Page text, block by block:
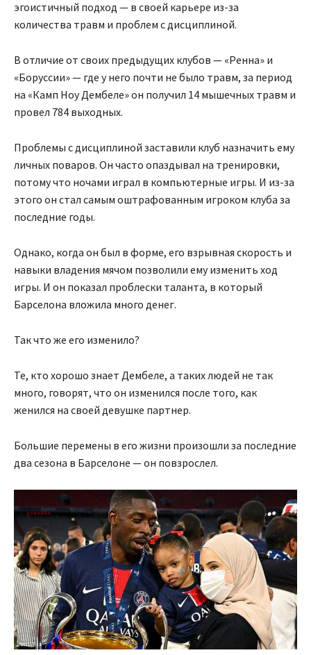
эгоистичный подход — в своей карьере из-за
количества травм и проблем с дисциплиной.
В отличие от своих предыдущих клубов — «Ренна» и
«Боруссии» — где у него почти не было травм, за период
на «Камп Ноу Дембеле» он получил 14 мышечных травм и
провел 784 выходных.
Проблемы с дисциплиной заставили клуб назначить ему
личных поваров. Он часто опаздывал на тренировки,
потому что ночами играл в компьютерные игры. И из-за
этого он стал самым оштрафованным игроком клуба за
последние годы.
Однако, когда он был в форме, его взрывная скорость и
навыки владения мячом позволили ему изменить ход
игры. И он показал проблески таланта, в который
Барселона вложила много денег.
Так что же его изменило?
Те, кто хорошо знает Дембеле, а таких людей не так
много, говорят, что он изменился после того, как
женился на своей девушке партнер.
Большие перемены в его жизни произошли за последние
два сезона в Барселоне — он повзрослел.